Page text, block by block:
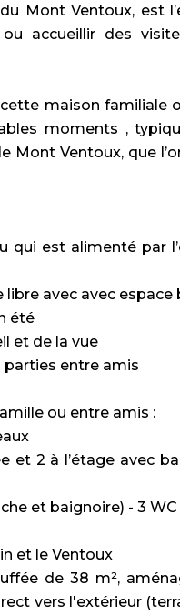
Mont Ventoux, est
accueillir des
maison familiale
moments ,
Mont Ventoux, que
qui est alimenté par
libre avec avec espace
été
et de la vue
parties entre amis
ou entre amis :
et 2 à l’étage avec
et baignoire) - 3 WC
et le Ventoux
de 38 m²,
vers l'extérieur